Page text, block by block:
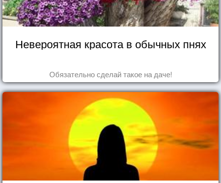
Невероятная красота в обычных пнях
Обязательно сделай такое на даче!